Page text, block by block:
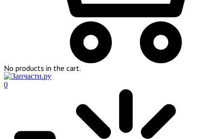
No products in the cart.
0